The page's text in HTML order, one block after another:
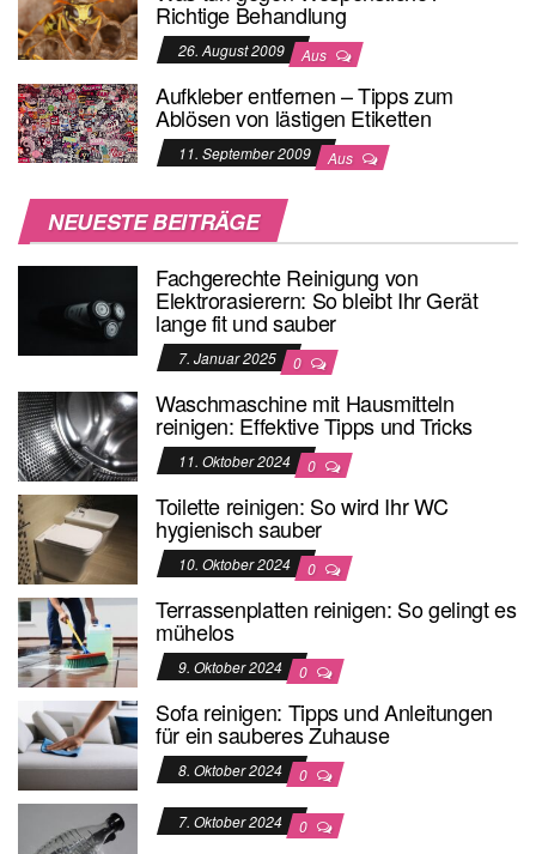
Richtige Behandlung
26. August 2009 Aus
Aufkleber entfernen – Tipps zum
Ablösen von lästigen Etiketten
11. September 2009 Aus
NEUESTE BEITRÄGE
Fachgerechte Reinigung von
Elektrorasierern: So bleibt Ihr Gerät
lange fit und sauber
7. Januar 2025 0
Waschmaschine mit Hausmitteln
reinigen: Effektive Tipps und Tricks
11. Oktober 2024 0
Toilette reinigen: So wird Ihr WC
hygienisch sauber
10. Oktober 2024 0
Terrassenplatten reinigen: So gelingt es
mühelos
9. Oktober 2024 0
Sofa reinigen: Tipps und Anleitungen
für ein sauberes Zuhause
8. Oktober 2024 0
7. Oktober 2024 0